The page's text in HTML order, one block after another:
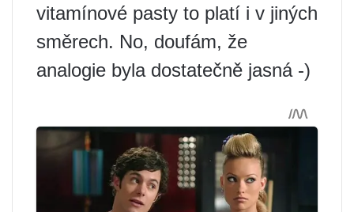
vitamínové pasty to platí i v jiných
směrech. No, doufám, že
analogie byla dostatečně jasná -)